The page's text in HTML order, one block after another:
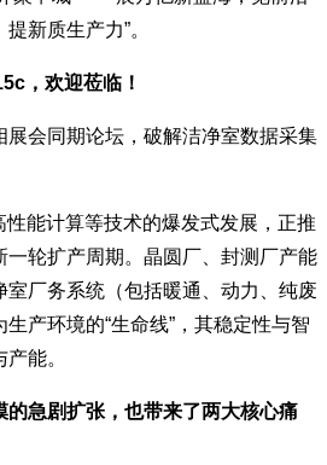
新质生产力”。
，欢迎莅临！
会同期论坛，破解洁净室数据采集
能计算等技术的爆发式发展，正推
一轮扩产周期。晶圆厂、封测厂产能
厂务系统（包括暖通、动力、纯废
产环境的“生命线”，其稳定性与智
能。
急剧扩张，也带来了两大核心痛